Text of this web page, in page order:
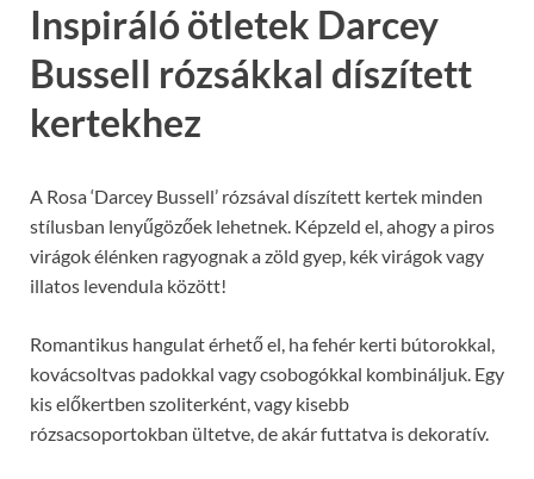
Inspiráló ötletek Darcey
Bussell rózsákkal díszített
kertekhez
A Rosa ‘Darcey Bussell’ rózsával díszített kertek minden
stílusban lenyűgözőek lehetnek. Képzeld el, ahogy a piros
virágok élénken ragyognak a zöld gyep, kék virágok vagy
illatos levendula között!
Romantikus hangulat érhető el, ha fehér kerti bútorokkal,
kovácsoltvas padokkal vagy csobogókkal kombináljuk. Egy
kis előkertben szoliterként, vagy kisebb
rózsacsoportokban ültetve, de akár futtatva is dekoratív.